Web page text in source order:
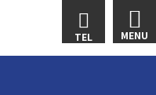
MENU
TEL